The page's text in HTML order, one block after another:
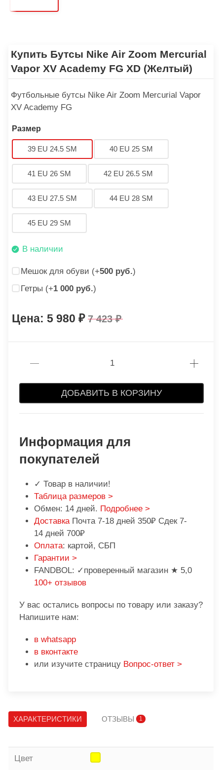
Купить Бутсы Nike Air Zoom Mercurial
Vapor XV Academy FG XD (Желтый)
Футбольные бутсы Nike Air Zoom Mercurial Vapor
XV Academy FG
Размер
39 EU 24.5 SM 40 EU 25 SM
41 EU 26 SM 42 EU 26.5 SM
43 EU 27.5 SM 44 EU 28 SM
45 EU 29 SM
В наличии
Мешок для обуви (+500 руб.)
Гетры (+1 000 руб.)
5 980 7 423
ДОБАВИТЬ В КОРЗИНУ
Информация для
покупателей
✓ Товар в наличии!
Таблица размеров >
Обмен: 14 дней. Подробнее >
Доставка Почта 7-18 дней 350₽ Сдек 7-
14 дней 700₽
Оплата: картой, СБП
Гарантии >
FANDBOL: ✓проверенный магазин ★ 5,0
100+ отзывов
У вас остались вопросы по товару или заказу?
Напишите нам:
в whatsapp
в вконтакте
или изучите страницу Вопрос-ответ >
ХАРАКТЕРИСТИКИ ОТЗЫВЫ 1
Цвет